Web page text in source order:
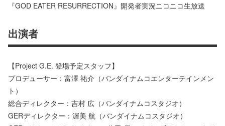
『GOD EATER RESURRECTION』開発者実況ニコニコ生放送
出演者
【Project G.E. 登場予定スタッフ】
プロデューサー：富澤 祐介（バンダイナムコエンターテインメン
ト）
総合ディレクター：吉村 広（バンダイナムコスタジオ）
GERディレクター：渥美 航（バンダイナムコスタジオ）